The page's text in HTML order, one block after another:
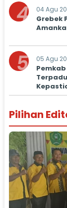
4 04 Agu
Grebek
5 05 Agu
Pilihan